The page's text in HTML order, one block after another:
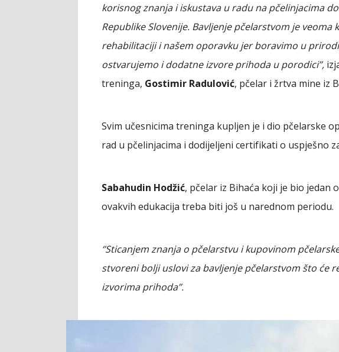
korisnog znanja i iskustava u radu na pčelinjacima
Republike Slovenije. Bavljenje pčelarstvom je veoma
rehabilitaciji i našem oporavku jer boravimo u
ostvarujemo i dodatne izvore prihoda u porodici’’,
treninga, Gostimir Radulović, pčelar i žrtva mine iz
Svim učesnicima treninga kupljen je i dio pčelarske
rad u pčelinjacima i dodijeljeni certifikati o uspješno
Sabahudin Hodžić, pčelar iz Bihaća koji je bio jedan
ovakvih edukacija treba biti još u narednom periodu.
‘’Sticanjem znanja o pčelarstvu i kupovinom
stvoreni bolji uslovi za bavljenje pčelarstvom što će
izvorima prihoda’’.